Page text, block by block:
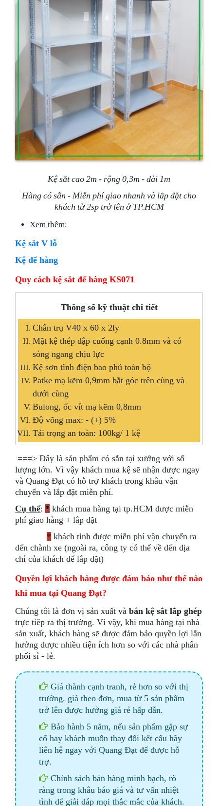
Kệ sắt cao 2m - rộng 0,3m - dài 1m
Hàng có sẵn - Miễn phí giao nhanh và lắp đặt cho
khách từ 2sp trở lên ở TP.HCM
Xem thêm:
Kệ sắt V lỗ
Kệ để hàng
Quy cách kệ sắt để hàng KS071
Thông số kỹ thuật chi tiết
Chân trụ V40 x 60 x 2ly
Mặt kệ thép dập cuống cạnh 0.8mm và có
sóng ngang chịu lực
Kệ sơn tĩnh điện bao phủ toàn bộ
Patke mạ kẽm 0,9mm bắt góc trên cùng và
dưới cùng
Bulong, ốc vít mạ kẽm 0,8mm
Độ võng max: - (+) 5%
Tải trọng an toàn: 100kg/ 1 kệ
===>Đây là sản phẩm có sẵn tại xưởng với số
lượng lớn. Vì vậy khách mua kệ sẽ nhận được ngay
và Quang Đạt có hỗ trợ khách trong khâu vận
chuyển và lắp đặt miễn phí.
Cụ thể: * khách mua hàng tại tp.HCM được miễn
phí giao hàng + lắp đặt
* khách tỉnh được miễn phí vận chuyển ra
đến chành xe (ngoài ra, công ty có thể về đến địa
chỉ của khách để lắp đặt)
Quyền lợi khách hàng được đảm bảo như thế nào
khi mua tại Quang Đạt?
Chúng tôi là đơn vị sản xuất vàbán kệ sắt lắp ghép
trực tiêp ra thị trường. Vì vậy, khi mua hàng tại nhà
sản xuất, khách hàng sẽ được đảm bảo quyền lợi lẫn
hưởng được nhiều tiện ích hơn so với các nhà phân
phối sỉ - lẻ.
Giá thành cạnh tranh, rẻ hơn so với thị
trường. giá theo đơn, mua từ 5 sản phẩm
trở lên được hưởng giá rẻ hấp dẫn.
Bảo hành 5 năm, nếu sản phẩm gặp sự
cố hay khách muốn thay đổi kết cấu hãy
liên hệ ngay với Quang Đạt để được hỗ
trợ.
Chính sách bán hàng minh bạch, rõ
ràng trong khâu báo giá và tư vấn nhiệt
tình để giải đáp mọi thắc mắc của khách.